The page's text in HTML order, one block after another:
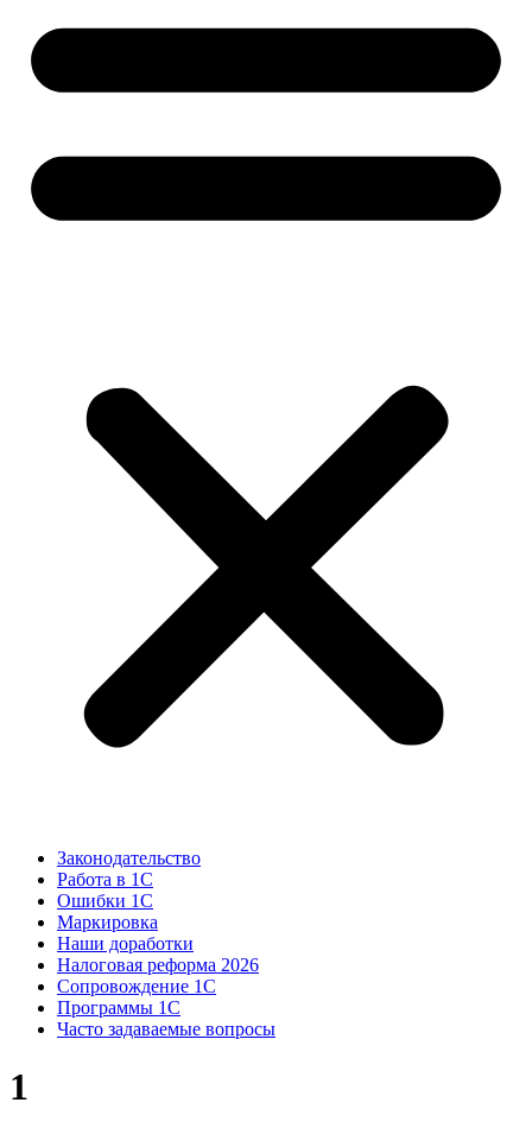
Законодательство
Работа в 1С
Ошибки 1С
Маркировка
Наши доработки
Налоговая реформа 2026
Сопровождение 1С
Программы 1С
Часто задаваемые вопросы
1